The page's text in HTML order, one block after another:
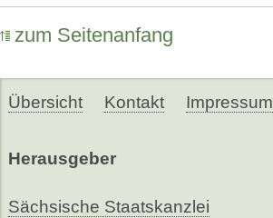
zum Seitenanfang
Übersicht Kontakt Impressum
Herausgeber
Sächsische Staatskanzlei